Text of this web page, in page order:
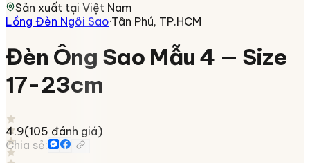
Sản xuất tại Việt Nam
Lồng Đèn Ngôi Sao·Tân Phú, TP.HCM
Đèn Ông Sao Mẫu 4 — Size
17-23cm
4.9(105 đánh giá)
Chia sẻ: